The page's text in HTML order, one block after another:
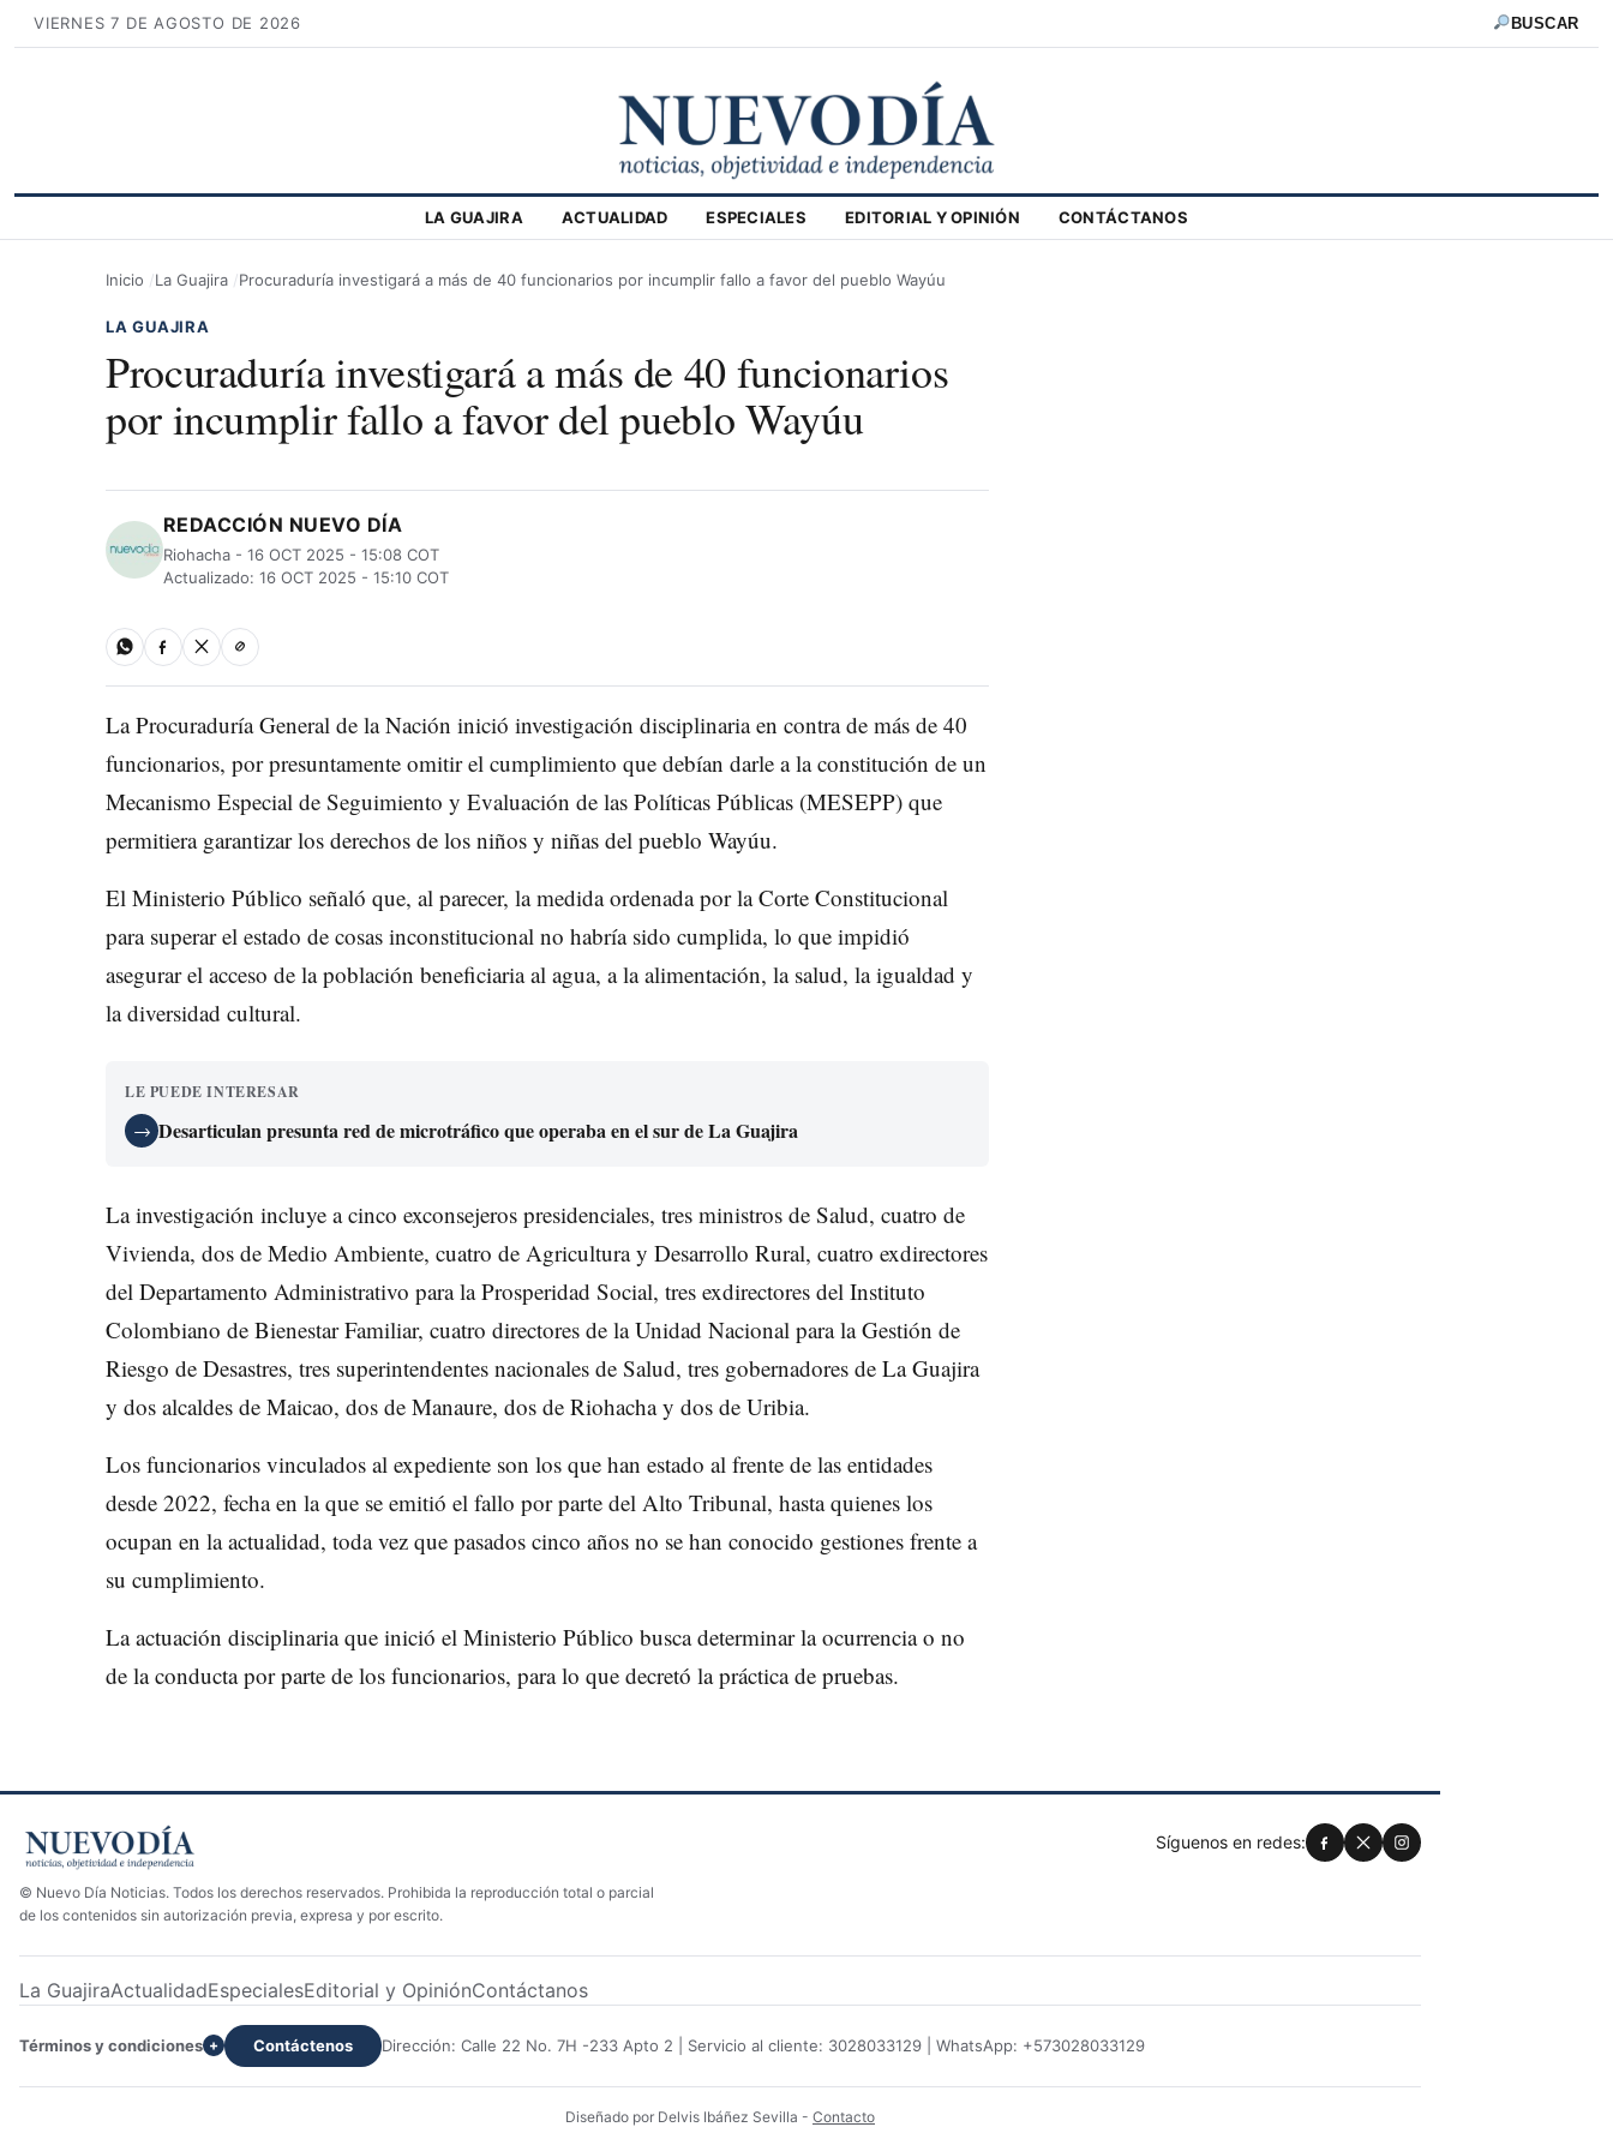
VIERNES 7 DE AGOSTO DE 2026 BUSCAR
LA GUAJIRA ACTUALIDAD ESPECIALES EDITORIAL Y OPINIÓN CONTÁCTANOS
Inicio La Guajira Procuraduría investigará a más de 40 funcionarios por incumplir fallo a favor del pueblo Wayúu
LA GUAJIRA
Procuraduría investigará a más de 40 funcionarios
por incumplir fallo a favor del pueblo Wayúu
REDACCIÓN NUEVO DÍA
Riohacha - 16 OCT 2025 - 15:08 COT
Actualizado: 16 OCT 2025 - 15:10 COT
La Procuraduría General de la Nación inició investigación disciplinaria en contra de más de 40
funcionarios, por presuntamente omitir el cumplimiento que debían darle a la constitución de un
Mecanismo Especial de Seguimiento y Evaluación de las Políticas Públicas (MESEPP) que
permitiera garantizar los derechos de los niños y niñas del pueblo Wayúu.
El Ministerio Público señaló que, al parecer, la medida ordenada por la Corte Constitucional
para superar el estado de cosas inconstitucional no habría sido cumplida, lo que impidió
asegurar el acceso de la población beneficiaria al agua, a la alimentación, la salud, la igualdad y
la diversidad cultural.
LE PUEDE INTERESAR
→ Desarticulan presunta red de microtráfico que operaba en el sur de La Guajira
La investigación incluye a cinco exconsejeros presidenciales, tres ministros de Salud, cuatro de
Vivienda, dos de Medio Ambiente, cuatro de Agricultura y Desarrollo Rural, cuatro exdirectores
del Departamento Administrativo para la Prosperidad Social, tres exdirectores del Instituto
Colombiano de Bienestar Familiar, cuatro directores de la Unidad Nacional para la Gestión de
Riesgo de Desastres, tres superintendentes nacionales de Salud, tres gobernadores de La Guajira
y dos alcaldes de Maicao, dos de Manaure, dos de Riohacha y dos de Uribia.
Los funcionarios vinculados al expediente son los que han estado al frente de las entidades
desde 2022, fecha en la que se emitió el fallo por parte del Alto Tribunal, hasta quienes los
ocupan en la actualidad, toda vez que pasados cinco años no se han conocido gestiones frente a
su cumplimiento.
La actuación disciplinaria que inició el Ministerio Público busca determinar la ocurrencia o no
de la conducta por parte de los funcionarios, para lo que decretó la práctica de pruebas.
© Nuevo Día Noticias. Todos los derechos reservados. Prohibida la reproducción total o parcial
de los contenidos sin autorización previa, expresa y por escrito.
Síguenos en redes:
La GuajiraActualidadEspecialesEditorial y OpiniónContáctanos
Términos y condiciones + Contáctenos Dirección: Calle 22 No. 7H -233 Apto 2 | Servicio al cliente: 3028033129 | WhatsApp: +573028033129
Diseñado por Delvis Ibáñez Sevilla - Contacto